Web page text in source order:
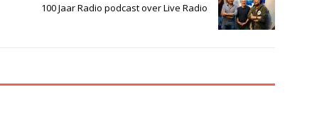
100 Jaar Radio podcast over Live Radio